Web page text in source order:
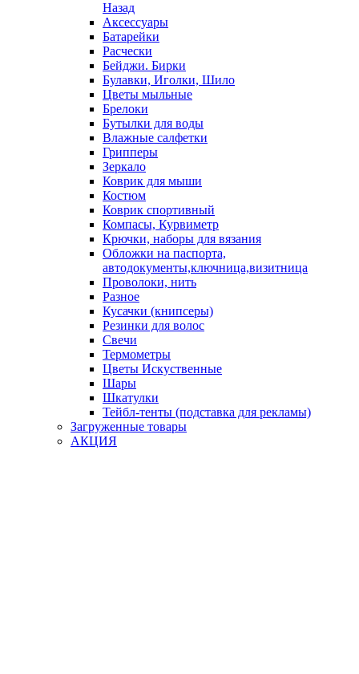
Назад
Аксессуары
Батарейки
Расчески
Бейджи. Бирки
Булавки, Иголки, Шило
Цветы мыльные
Брелоки
Бутылки для воды
Влажные салфетки
Грипперы
Зеркало
Коврик для мыши
Костюм
Коврик спортивный
Компасы, Курвиметр
Крючки, наборы для вязания
Обложки на паспорта,
автодокументы,ключница,визитница
Проволоки, нить
Разное
Кусачки (книпсеры)
Резинки для волос
Свечи
Термометры
Цветы Искуственные
Шары
Шкатулки
Тейбл-тенты (подставка для рекламы)
Загруженные товары
АКЦИЯ